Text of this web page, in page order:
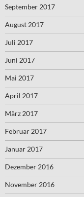
September 2017
August 2017
Juli 2017
Juni 2017
Mai 2017
April 2017
März 2017
Februar 2017
Januar 2017
Dezember 2016
November 2016